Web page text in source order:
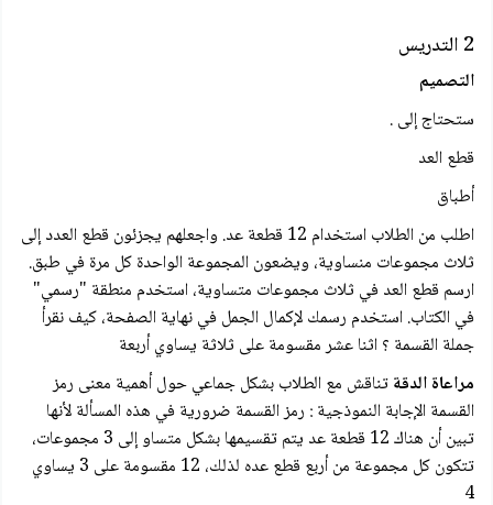
2 التدريس
التصميم
ستحتاج إلى .
قطع العد
أطباق
اطلب من الطلاب استخدام 12 قطعة عد. واجعلهم يجزئون قطع العدد إلى
ثلاث مجموعات منساوية، ويضعون المجموعة الواحدة كل مرة في طبق.
ارسم قطع العد في ثلاث مجموعات متساوية، استخدم منطقة "رسمي"
في الكتاب. استخدم رسمك لإكمال الجمل في نهاية الصفحة، كيف نقرأ
جملة القسمة ؟ اثنا عشر مقسومة على ثلاثة يساوي أربعة
مراعاة الدقةتناقش مع الطلاب بشكل جماعي حول أهمية معنى رمز
القسمة الإجابة النموذجية : رمز القسمة ضرورية في هذه المسألة لأنها
تبين أن هناك 12 قطعة عد يتم تقسيمها بشكل متساو إلى 3 مجموعات،
تتكون كل مجموعة من أربع قطع عده لذلك، 12 مقسومة على 3 يساوي
4